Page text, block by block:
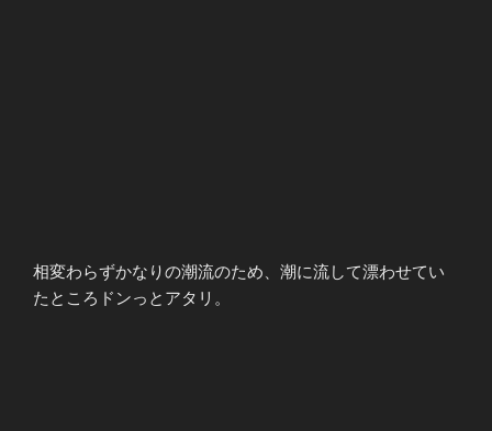
相変わらずかなりの潮流のため、潮に流して漂わせてい
たところドンっとアタリ。